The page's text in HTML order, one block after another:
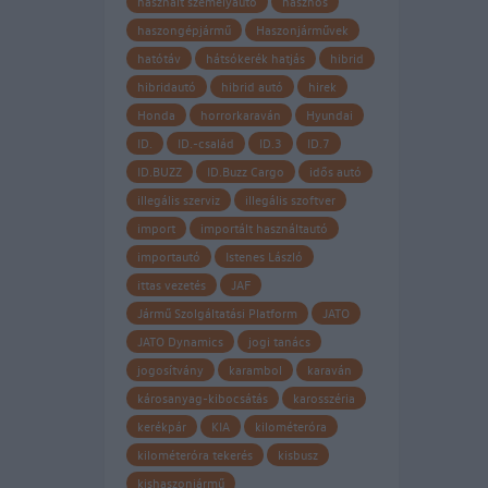
haszongépjármű
Haszonjárművek
hatótáv
hátsókerék hatjás
hibrid
hibridautó
hibrid autó
hirek
Honda
horrorkaraván
Hyundai
ID.
ID.-család ID.3
ID.7
ID.BUZZ
ID.Buzz Cargo
idős autó
illegális szerviz
illegális szoftver
import
importált használtautó
importautó
Istenes László
ittas vezetés
JAF
Jármű Szolgáltatási Platform
JATO
JATO Dynamics
jogi tanács
jogosítvány
karambol
karaván
károsanyag-kibocsátás
karosszéria
kerékpár
KIA
kilométeróra
kilométeróra tekerés
kisbusz
kishaszonjármű